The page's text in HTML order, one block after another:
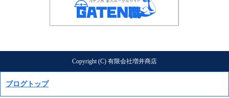
Copyright (C) 有限会社増井商店
ブログトップ